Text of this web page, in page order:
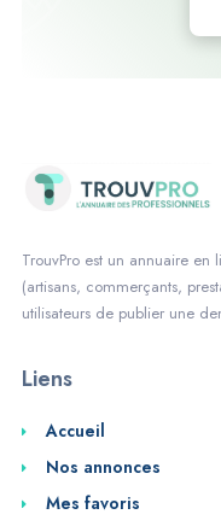
TrouvPro est un annuaire
(artisans, commerçants,
utilisateurs de publier une
Liens
Accueil
Nos annonces
Mes favoris